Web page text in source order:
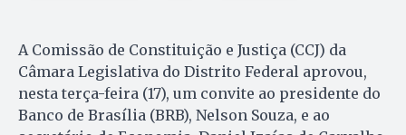
A Comissão de Constituição e Justiça (CCJ) da
Câmara Legislativa do Distrito Federal aprovou,
nesta terça-feira (17), um convite ao presidente do
Banco de Brasília (BRB), Nelson Souza, e ao